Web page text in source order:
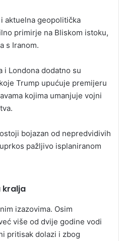
aktuelna geopolitička
primirje na Bliskom istoku,
s Iranom.
i Londona dodatno su
Trump upućuje premijeru
kojima umanjuje vojni
bojazan od nepredvidivih
pažljivo isplaniranom
kralja
izazovima. Osim
više od dvije godine vodi
pritisak dolazi i zbog